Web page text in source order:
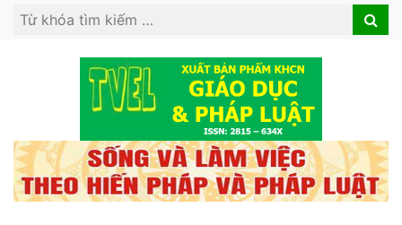
Search
Search